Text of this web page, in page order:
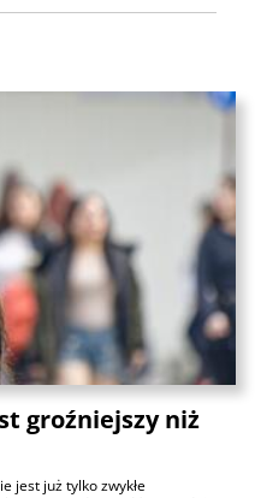
groźniejszy niż
jest już tylko zwykłe